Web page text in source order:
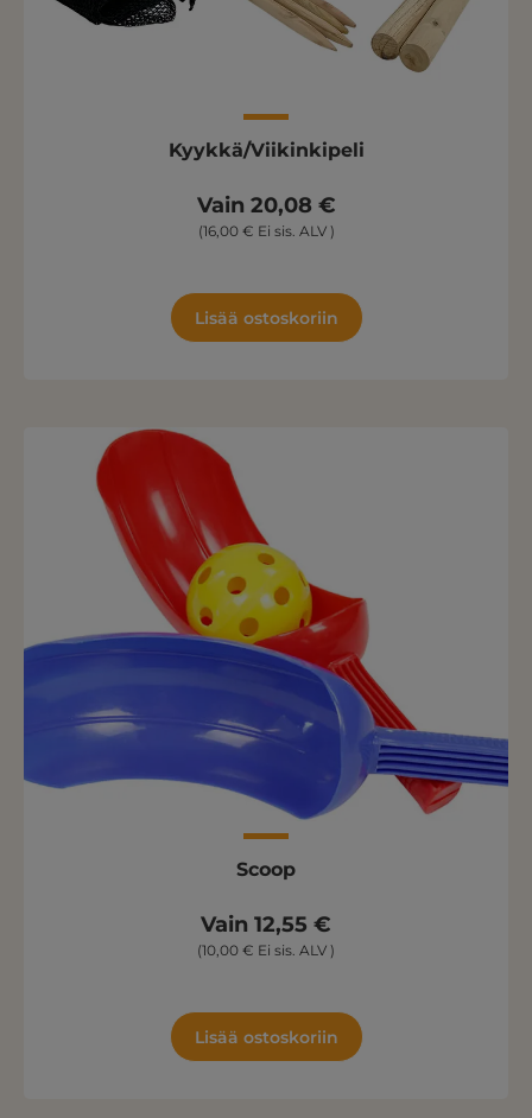
Kyykkä/Viikinkipeli
Vain 20,08 €
(16,00 € Ei sis. ALV )
Lisää ostoskoriin
Scoop
Vain 12,55 €
(10,00 € Ei sis. ALV )
Lisää ostoskoriin